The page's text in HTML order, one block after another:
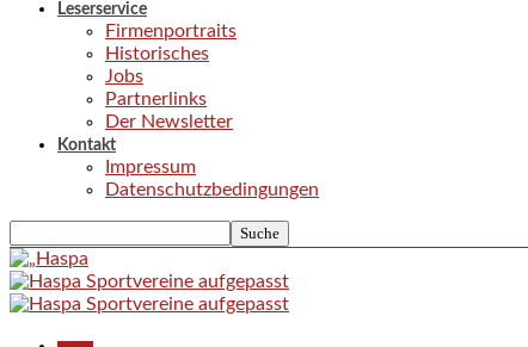
Leserservice
Firmenportraits
Historisches
Jobs
Partnerlinks
Der Newsletter
Kontakt
Impressum
Datenschutzbedingungen